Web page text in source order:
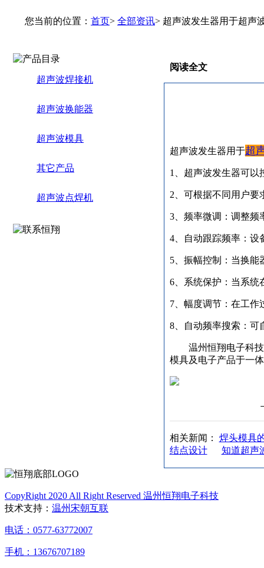
您当前的位置： 首页> 全部资讯> 超声波发生器用于超声
超声波焊接机
超声波换能器
超声波模具
其它产品
超声波点焊机
阅读全文
超声波发生器用于超
1、超声波发生器可以
2、可根据不同用户要
3、频率微调：调整频
4、自动跟踪频率：设
5、振幅控制：当换能
6、系统保护：当系统
7、幅度调节：在工作
8、自动频率搜索：可
温州恒翔电子科技
模具及电子产品于一
相关新闻： 焊头模具
结点设计
知道超声
CopyRight 2020 All Right Reserved 温州恒翔电子科技
技术支持： 温州宋朝互联
电话：0577-63772007
手机：13676707189